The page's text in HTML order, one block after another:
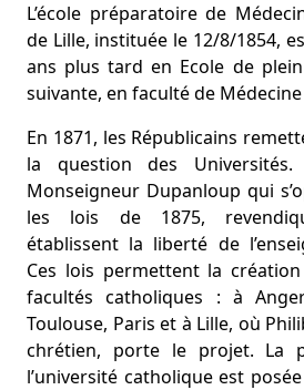
L’école préparatoire de
de Lille, instituée le 12/8/1854,
ans plus tard en Ecole de plein
suivante, en faculté de
En 1871, les Républicains
la question des
Monseigneur Dupanloup qui
les lois de 1875,
établissent la liberté de
Ces lois permettent la
facultés catholiques : à
Toulouse, Paris et à Lille, où
chrétien, porte le projet. La
l’université catholique est